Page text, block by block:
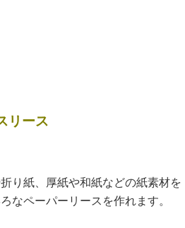
リース
り紙、厚紙や和紙などの紙素材を
なペーパーリースを作れます。